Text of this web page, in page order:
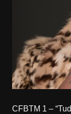
CFBTM 1 – “Tudo Aconteceu”: MC Du Black realiza